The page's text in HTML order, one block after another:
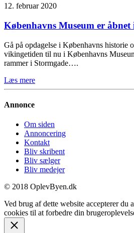
12. februar 2020
Københavns Museum er åbnet
Gå på opdagelse i Københavns historie
vikingetiden til nu i Københavns
rammer i Stormgade….
Læs mere
Annonce
Om siden
Annoncering
Kontakt
Bliv skribent
Bliv sælger
Bliv medejer
© 2018 OplevByen.dk
Ved brug af dette website accepterer du
cookies til at forbedre din